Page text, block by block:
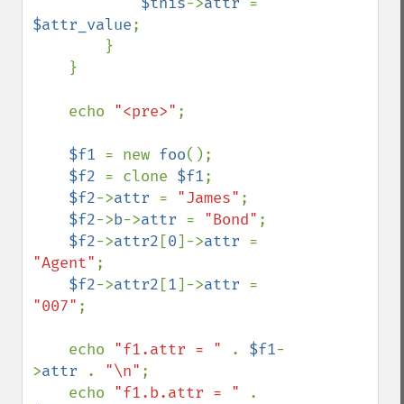
$attr_value;
    echo
"<pre>" ;
$f1 = new foo();
$f2 = clone $f1;
$f2->attr = "James" ;
$f2->b->attr = "Bond" ;
$f2->attr2 [0]->attr
"Agent" ;
$f2->attr2 [1]->attr
"007" ;
    echo
"f1.attr = " . $f1-
>attr . "\n" ;
    echo
"f1.b.attr = "